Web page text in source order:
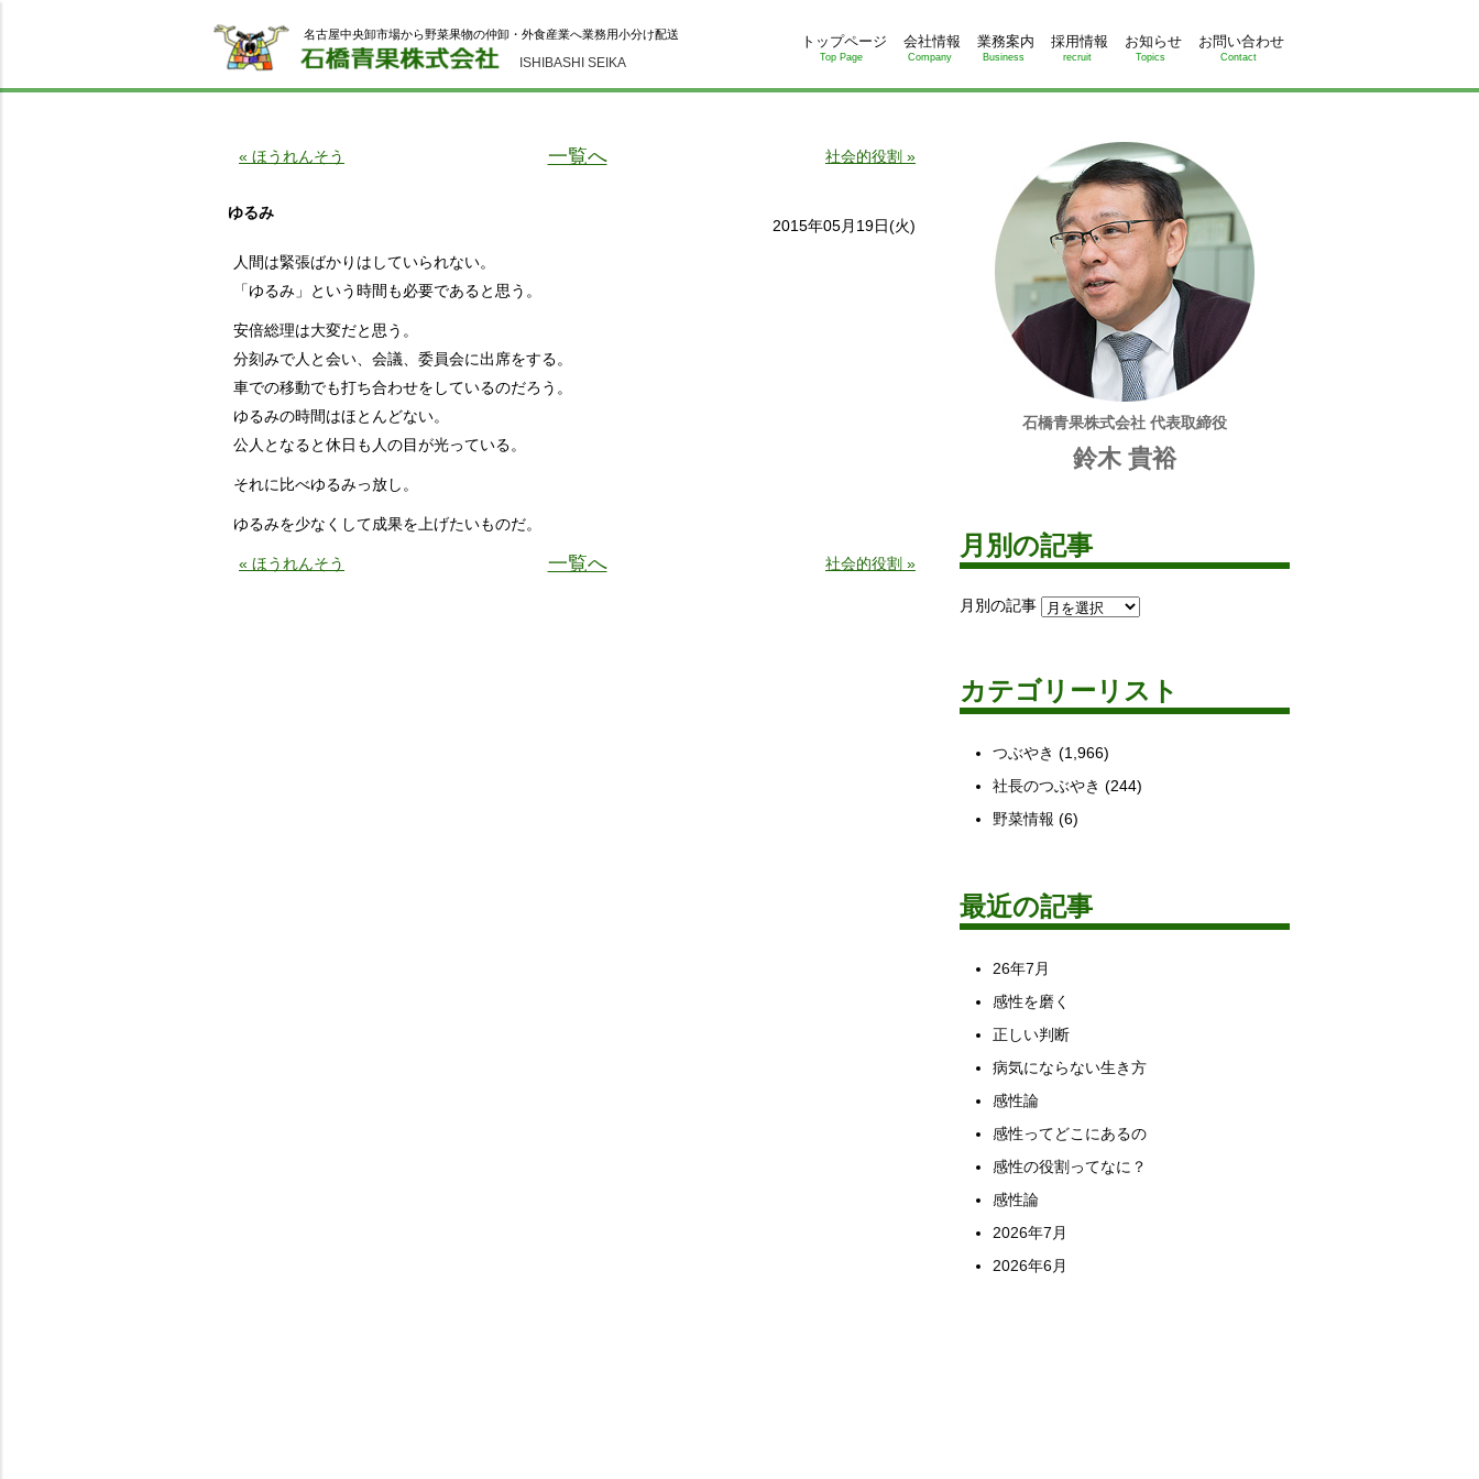
ISHIBASHI SEIKA
名古屋中央卸市場から野菜果物の仲卸・外食産業へ業務用小分け配送 トップページ
Top Page
会社情報
Company
業務案内
Business
採用情報
recruit
お知らせ
Topics
お問い合わせ
Contact
« ほうれんそう 一覧へ 社会的役割 »
ゆるみ
2015年05月19日(火)
人間は緊張ばかりはしていられない。
「ゆるみ」という時間も必要であると思う。
安倍総理は大変だと思う。
分刻みで人と会い、会議、委員会に出席をする。
車での移動でも打ち合わせをしているのだろう。
ゆるみの時間はほとんどない。
公人となると休日も人の目が光っている。
それに比べゆるみっ放し。
ゆるみを少なくして成果を上げたいものだ。
« ほうれんそう 一覧へ 社会的役割 »
石橋青果株式会社 代表取締役
鈴木 貴裕
月別の記事
月別の記事
カテゴリーリスト
つぶやき (1,966)
社長のつぶやき (244)
野菜情報 (6)
最近の記事
26年7月
感性を磨く
正しい判断
病気にならない生き方
感性論
感性ってどこにあるの
感性の役割ってなに？
感性論
2026年7月
2026年6月